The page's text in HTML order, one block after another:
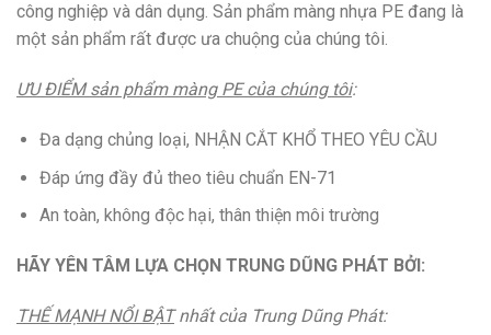
công nghiệp và dân dụng. Sản phẩm màng nhựa PE đang là
một sản phẩm rất được ưa chuộng của chúng tôi.
ƯU ĐIỂM sản phẩm màng PE của chúng tôi:
Đa dạng chủng loại, NHẬN CẮT KHỔ THEO YÊU CẦU
Đáp ứng đầy đủ theo tiêu chuẩn EN-71
An toàn, không độc hại, thân thiện môi trường
HÃY YÊN TÂM LỰA CHỌN TRUNG DŨNG PHÁT BỞI:
THẾ MẠNH NỔI BẬTnhất của Trung Dũng Phát: